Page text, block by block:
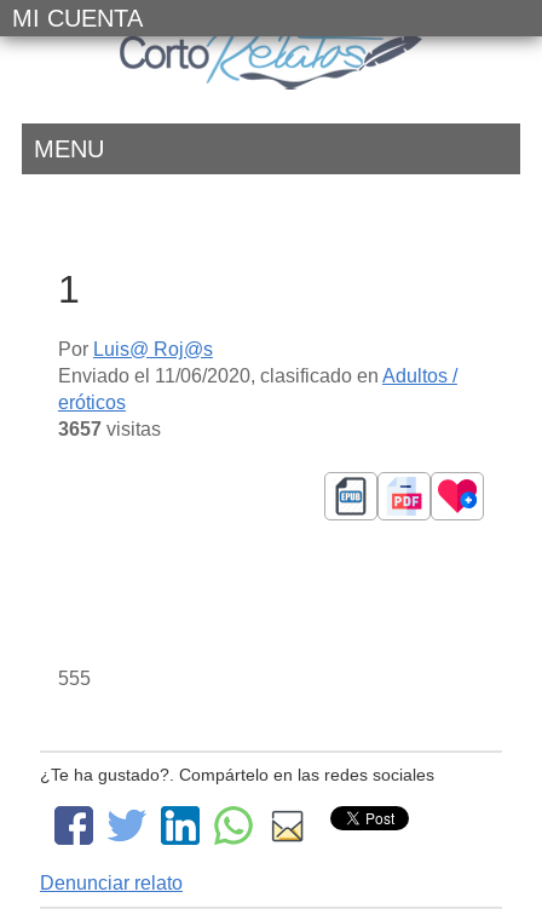
MI CUENTA
MENU
1
Por Luis@ Roj@s
Enviado el 11/06/2020, clasificado en Adultos /
eróticos
3657visitas
555
¿Te ha gustado?. Compártelo en las redes sociales
Denunciar relato